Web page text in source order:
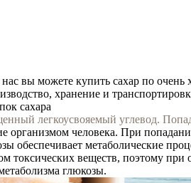
вы можете купить сахар по очень
хранение и
сахара
легкоусвояемый углевод.
организмом человека. При
обеспечивает метаболические
веществ, поэтому при
глюкозы.